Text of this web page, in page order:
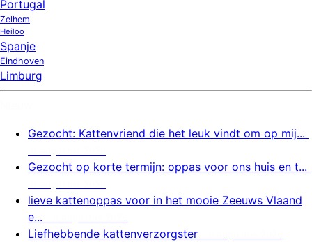
Portugal
Zelhem
Heiloo
Spanje
Eindhoven
Limburg
Gezocht: Kattenvriend die het leuk vindt om op mij...
Gezocht op korte termijn: oppas voor ons huis en t...
lieve kattenoppas voor in het mooie Zeeuws Vlaand
e...
Liefhebbende kattenverzorgster